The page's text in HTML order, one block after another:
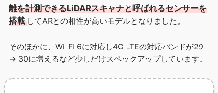
離を計測できるLiDARスキャナと呼ばれるセンサーを
搭載してARとの相性が高いモデルとなりました。
そのほかに、Wi-Fi 6に対応し4G LTEの対応バンドが29
→ 30に増えるなど少しだけスペックアップしています。